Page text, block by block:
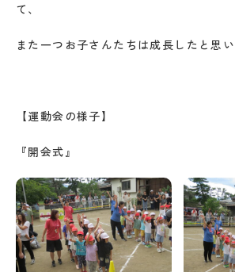
て、
また一つお子さんたちは成長したと思い
【運動会の様子】
『開会式』